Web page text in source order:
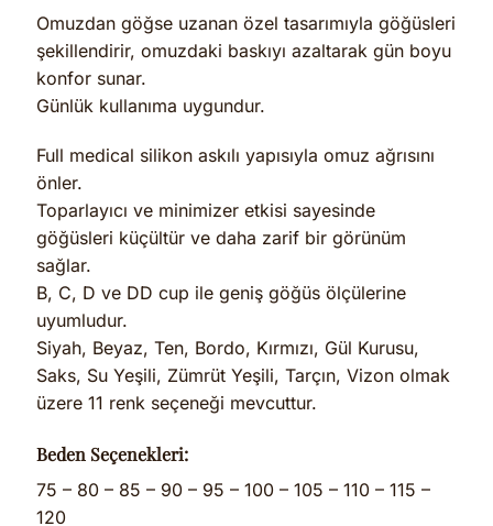
Omuzdan göğse uzanan özel tasarımıyla göğüsleri
şekillendirir, omuzdaki baskıyı azaltarak gün boyu
konfor sunar.
Günlük kullanıma uygundur.
Full medical silikon askılı yapısıyla omuz ağrısını
önler.
Toparlayıcı ve minimizer etkisi sayesinde
göğüsleri küçültür ve daha zarif bir görünüm
sağlar.
B, C, D ve DD cup ile geniş göğüs ölçülerine
uyumludur.
Siyah, Beyaz, Ten, Bordo, Kırmızı, Gül Kurusu,
Saks, Su Yeşili, Zümrüt Yeşili, Tarçın, Vizon olmak
üzere 11 renk seçeneği mevcuttur.
Beden Seçenekleri:
75 – 80 – 85 – 90 – 95 – 100 – 105 – 110 – 115 –
120